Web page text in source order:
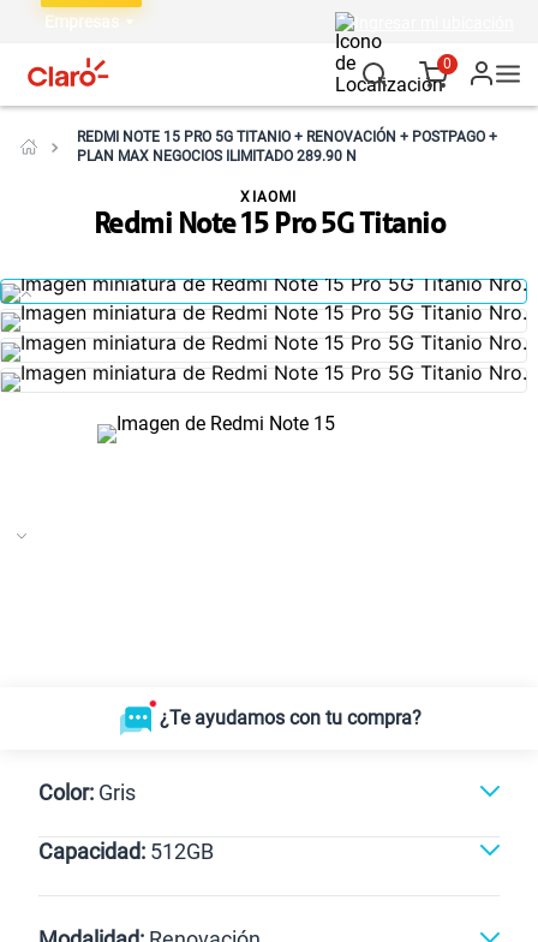
Empresas
0
REDMI NOTE 15 PRO 5G TITANIO + RENOVACIÓN + POSTPAGO +
PLAN MAX NEGOCIOS ILIMITADO 289.90 N
Redmi Note 15 Pro 5G Titanio
XIAOMI
¿Te ayudamos con tu compra?
Color: Gris
Negro
Capacidad: 512GB
512GB